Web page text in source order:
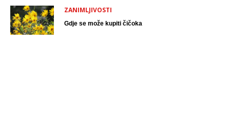
ZANIMLJIVOSTI
Gdje se može kupiti čičoka